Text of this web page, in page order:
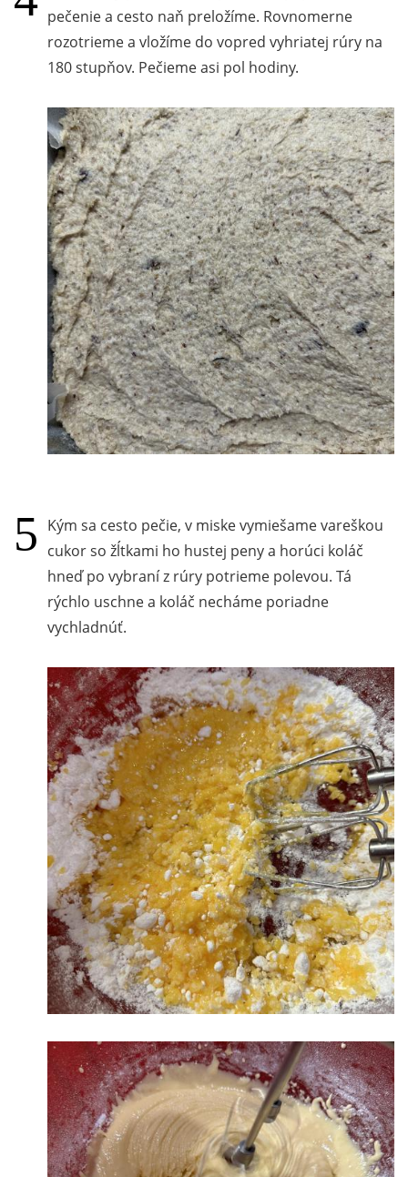
pečenie a cesto naň preložíme. Rovnomerne
rozotrieme a vložíme do vopred vyhriatej rúry na
180 stupňov. Pečieme asi pol hodiny.
Kým sa cesto pečie, v miske vymiešame vareškou
cukor so žĺtkami ho hustej peny a horúci koláč
hneď po vybraní z rúry potrieme polevou. Tá
rýchlo uschne a koláč necháme poriadne
vychladnúť.